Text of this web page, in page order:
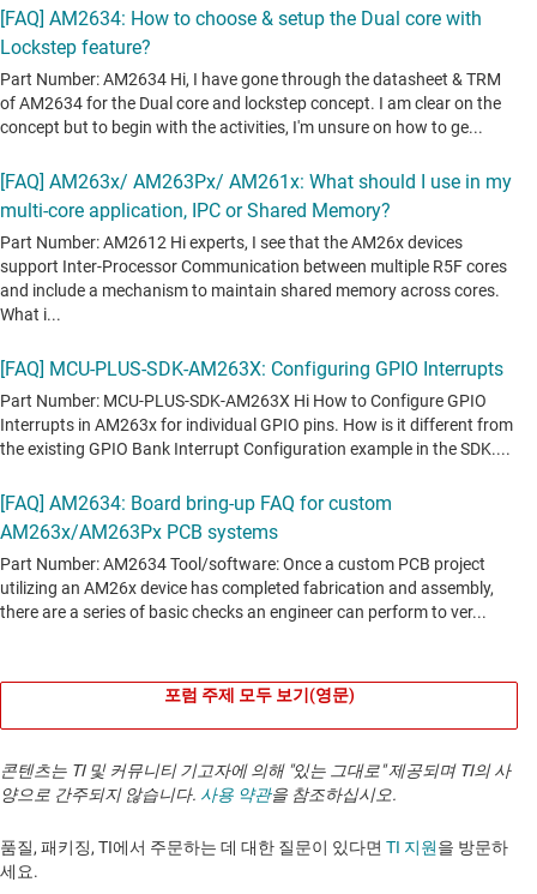
포럼 주제 모두 보기(영문)
콘텐츠는 TI 및 커뮤니티 기고자에 의해 "있는 그대로" 제공되며 TI의 사
양으로 간주되지 않습니다. 사용 약관을 참조하십시오.
품질, 패키징, TI에서 주문하는 데 대한 질문이 있다면 TI 지원을 방문하
세요. ​​​​​​​​​​​​​​